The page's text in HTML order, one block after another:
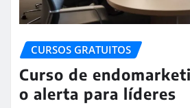
CURSOS GRATUITOS
Curso de
o alerta para líderes